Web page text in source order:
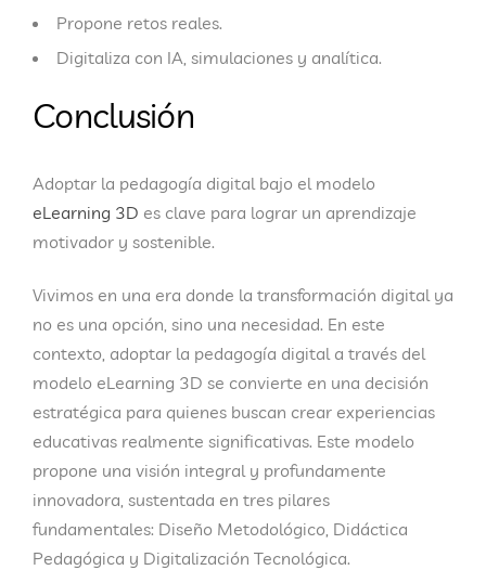
Propone retos reales.
Digitaliza con IA, simulaciones y analítica.
Conclusión
Adoptar la pedagogía digital bajo el modelo
eLearning 3D es clave para lograr un aprendizaje
motivador y sostenible.
Vivimos en una era donde la transformación digital ya
no es una opción, sino una necesidad. En este
contexto, adoptar la pedagogía digital a través del
modelo eLearning 3D se convierte en una decisión
estratégica para quienes buscan crear experiencias
educativas realmente significativas. Este modelo
propone una visión integral y profundamente
innovadora, sustentada en tres pilares
fundamentales: Diseño Metodológico, Didáctica
Pedagógica y Digitalización Tecnológica.